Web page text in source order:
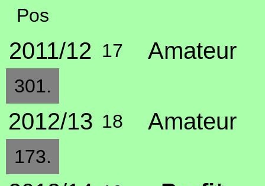
Pos
2011/12 17 Amateur
301.
2012/13 18 Amateur
173.